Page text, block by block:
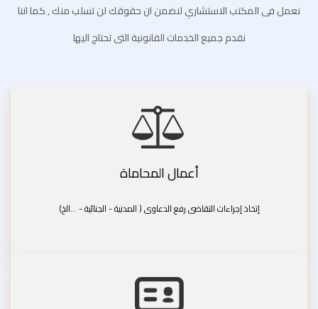
نعمل فى المكتب الاستشاري لنضمن ان حقوقك لن تسلب منك , كما اننا
نقدم جميع الخدمات القانونية التى تحتاج اليها
أعمال المحاماة
إتخاذ إجراءات التقاضى رفع الدعاوى ( المدنية - الجنائية - ...الخ)